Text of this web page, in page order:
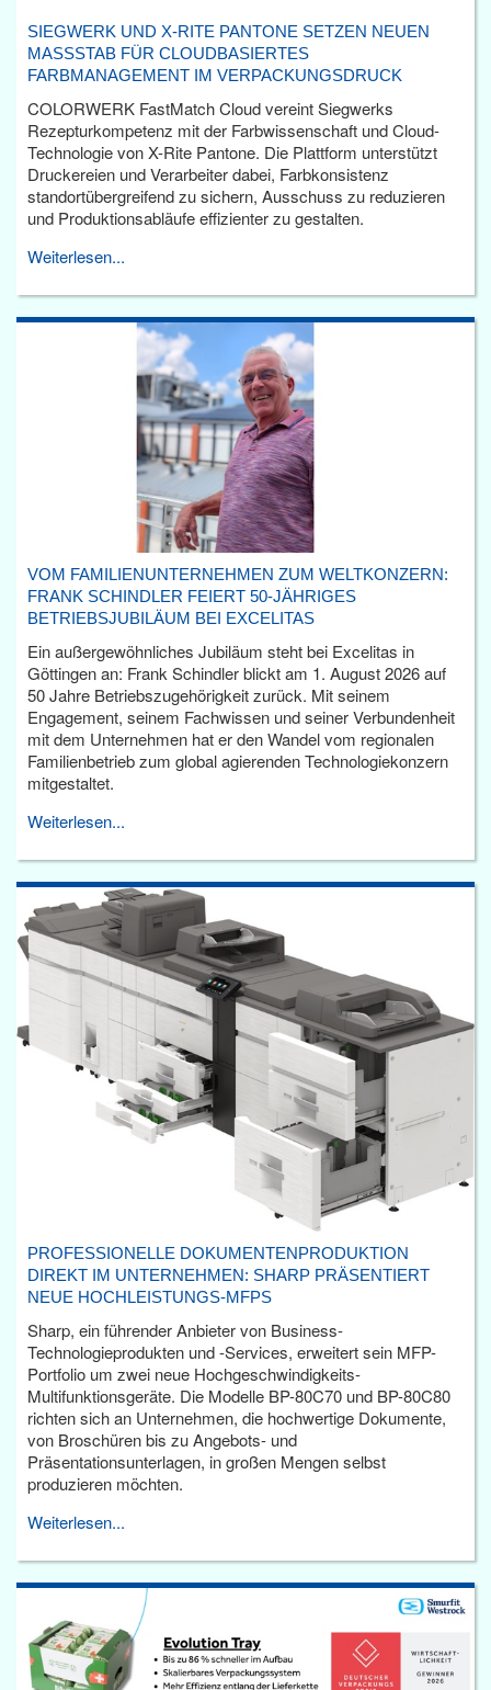
SIEGWERK UND X-RITE PANTONE SETZEN NEUEN
MASSSTAB FÜR CLOUDBASIERTES F
ARBMANAGEMENT IM VERPACKUNGSDRUCK
COLORWERK FastMatch Cloud vereint Siegwerks
Rezepturkompetenz mit der Farbwissenschaft und Cloud-
Technologie von X-Rite Pantone. Die Plattform unterstützt
Druckereien und Verarbeiter dabei, Farbkonsistenz
standortübergreifend zu sichern, Ausschuss zu reduzieren
und Produktionsabläufe effizienter zu gestalten.
Weiterlesen...
VOM FAMILIENUNTERNEHMEN ZUM WELTKONZERN:
FRANK SCHINDLER FEIERT 50-JÄHRIGES
BETRIEBSJUBILÄUM BEI EXCELITAS
Ein außergewöhnliches Jubiläum steht bei Excelitas in
Göttingen an: Frank Schindler blickt am 1. August 2026 auf
50 Jahre Betriebszugehörigkeit zurück. Mit seinem
Engagement, seinem Fachwissen und seiner Verbundenheit
mit dem Unternehmen hat er den Wandel vom regionalen
Familienbetrieb zum global agierenden Technologiekonzern
mitgestaltet.
Weiterlesen...
PROFESSIONELLE DOKUMENTENPRODUKTION
DIREKT IM UNTERNEHMEN: SHARP PRÄSENTIERT
NEUE HOCHLEISTUNGS-MFPS
Sharp, ein führender Anbieter von Business-
Technologieprodukten und -Services, erweitert sein MFP-
Portfolio um zwei neue Hochgeschwindigkeits-
Multifunktionsgeräte. Die Modelle BP-80C70 und BP-80C80
richten sich an Unternehmen, die hochwertige Dokumente,
von Broschüren bis zu Angebots- und
Präsentationsunterlagen, in großen Mengen selbst
produzieren möchten.
Weiterlesen...